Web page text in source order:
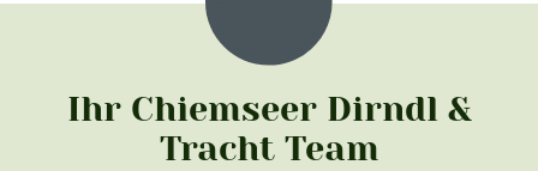
Ihr Chiemseer Dirndl &
Tracht Team